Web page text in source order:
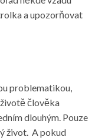
a upozorňovat
problematikou,
člověka
dlouhým. Pouze
život. A pokud